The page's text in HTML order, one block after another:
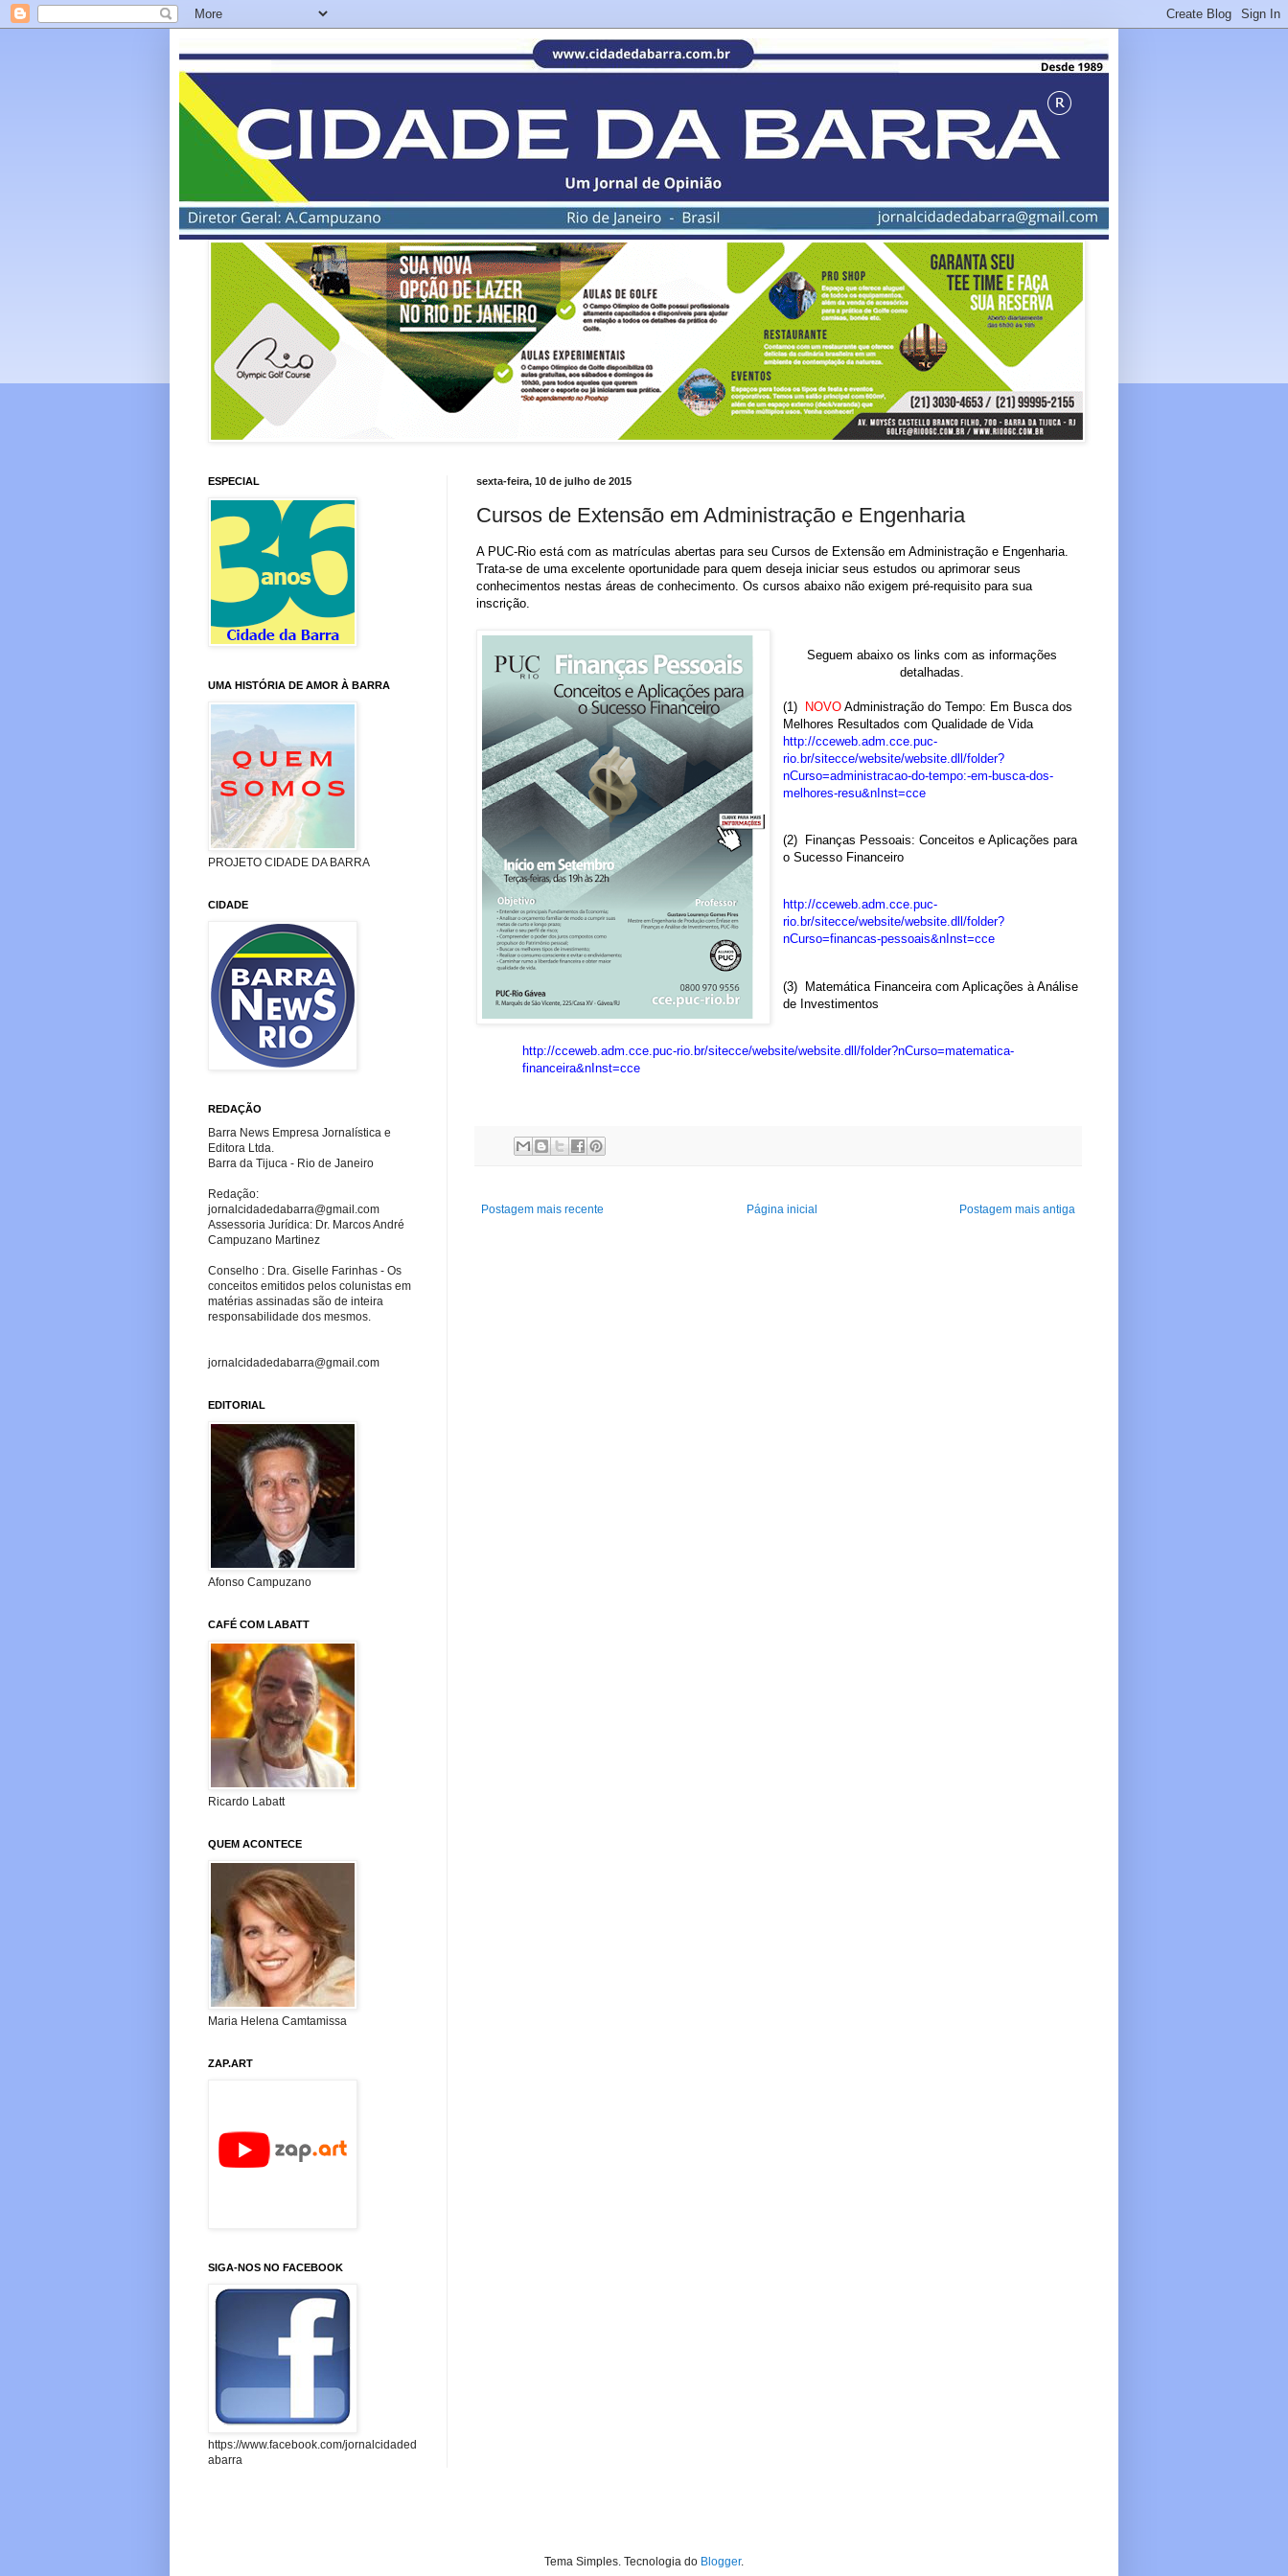
sexta-feira, 10 de julho de 2015
Cursos de Extensão em Administração e Engenharia
A PUC-Rio está com as matrículas abertas para seu Cursos de Extensão em Administração e Engenharia.
Trata-se de uma excelente oportunidade para quem deseja iniciar seus estudos ou aprimorar seus
conhecimentos nestas áreas de conhecimento. Os cursos abaixo não exigem pré-requisito para sua
inscrição.
Seguem abaixo os links com as informações
detalhadas.
(1) NOVO Administração do Tempo: Em Busca dos
Melhores Resultados com Qualidade de Vida
http://cceweb.adm.cce.puc-
rio.br/sitecce/website/website.dll/folder?
nCurso=administracao-do-tempo:-em-busca-dos-
melhores-resu&nInst=cce
(2)
Finanças Pessoais: Conceitos e Aplicações para
o Sucesso Financeiro
http://cceweb.adm.cce.puc-
rio.br/sitecce/website/website.dll/folder?
nCurso=financas-pessoais&nInst=cce
(3) Matemática Financeira com Aplicações à Análise
de Investimentos
http://cceweb.adm.cce.puc-rio.br/sitecce/website/website.dll/folder?nCurso=matematica-
financeira&nInst=cce
Postagem mais recente Postagem mais antiga
Página inicial
ESPECIAL
UMA HISTÓRIA DE AMOR À BARRA
PROJETO CIDADE DA BARRA
CIDADE
REDAÇÃO
Barra News Empresa Jornalística e
Editora Ltda.
Barra da Tijuca - Rio de Janeiro
Redação:
jornalcidadedabarra@gmail.com
Assessoria Jurídica: Dr. Marcos André
Campuzano Martinez
Conselho : Dra. Giselle Farinhas - Os
conceitos emitidos pelos colunistas em
matérias assinadas são de inteira
responsabilidade dos mesmos.
jornalcidadedabarra@gmail.com
EDITORIAL
Afonso Campuzano
CAFÉ COM LABATT
Ricardo Labatt
QUEM ACONTECE
Maria Helena Camtamissa
ZAP.ART
SIGA-NOS NO FACEBOOK
https://www.facebook.com/jornalcidaded
abarra
Tema Simples. Tecnologia do Blogger.